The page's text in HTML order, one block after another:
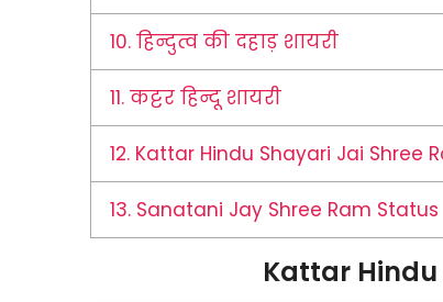
10. हिन्दुत्व की दहाड़ शायरी
11. कट्टर हिन्दू शायरी
12. Kattar Hindu Shayari Jai Shree
13. Sanatani Jay Shree Ram Status
Kattar